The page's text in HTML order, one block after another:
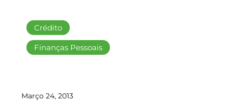
Crédito
Finanças Pessoais
Março 24, 2013